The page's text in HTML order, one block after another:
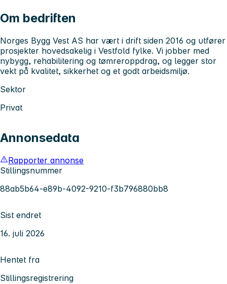
Om bedriften
Norges Bygg Vest AS har vært i drift siden 2016 og utfører
prosjekter hovedsakelig i Vestfold fylke. Vi jobber med
nybygg, rehabilitering og tømreroppdrag, og legger stor
vekt på kvalitet, sikkerhet og et godt arbeidsmiljø.
Sektor
Privat
Annonsedata
Rapporter annonse
Stillingsnummer
88ab5b64-e89b-4092-9210-f3b796880bb8
Sist endret
16. juli 2026
Hentet fra
Stillingsregistrering